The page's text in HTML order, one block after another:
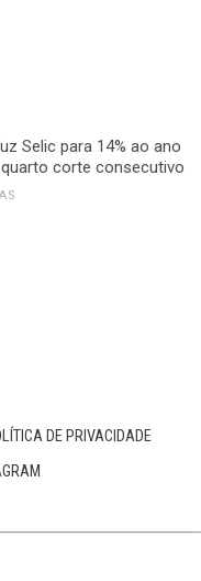
Selic para 14% ao ano
corte consecutivo
DE PRIVACIDADE